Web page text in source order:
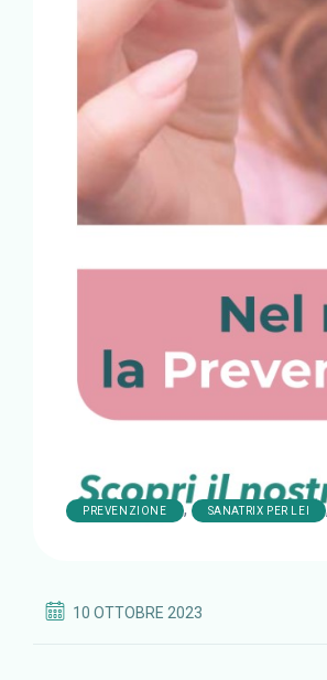
PREVENZIONE , SANATRIX PER LEI
10 OTTOBRE 2023